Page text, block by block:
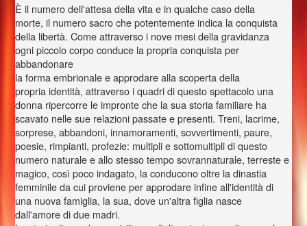
È il numero dell'attesa della vita e in qualche caso della
morte, il numero sacro che potentemente indica la conquista
della libertà. Come attraverso i nove mesi della gravidanza
ogni piccolo corpo conduce la propria conquista per
abbandonare
la forma embrionale e approdare alla scoperta della
propria identità, attraverso i quadri di questo spettacolo una
donna ripercorre le impronte che la sua storia familiare ha
scavato nelle sue relazioni passate e presenti. Treni, lacrime,
sorprese, abbandoni, innamoramenti, sovvertimenti, paure,
poesie, rimpianti, profezie: multipli e sottomultipli di questo
numero naturale e allo stesso tempo sovrannaturale, terreste e
magico, così poco indagato, la conducono oltre la dinastia
femminile da cui proviene per approdare infine all'identità di
una nuova famiglia, la sua, dove un'altra figlia nasce
dall'amore di due madri.